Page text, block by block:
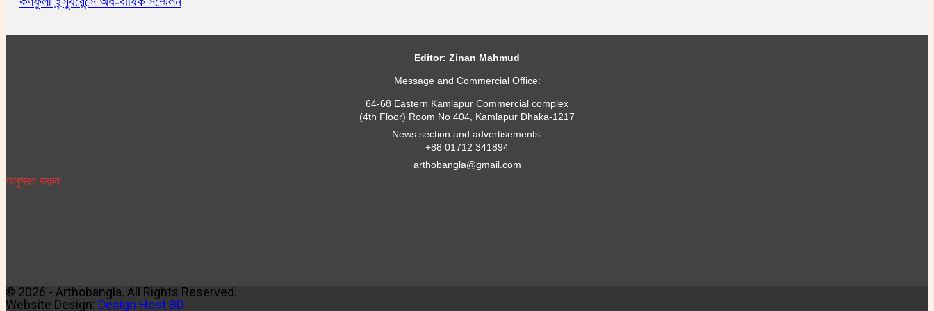
Editor: Zinan Mahmud
Message and Commercial Office:
64-68 Eastern Kamlapur Commercial complex
(4th Floor) Room No 404, Kamlapur Dhaka-1217
News section and advertisements:
+88 01712 341894
arthobangla@gmail.com
অনুসরণ করুন
© 2026 - Arthobangla. All Rights Reserved.
Website Design: Design Host BD